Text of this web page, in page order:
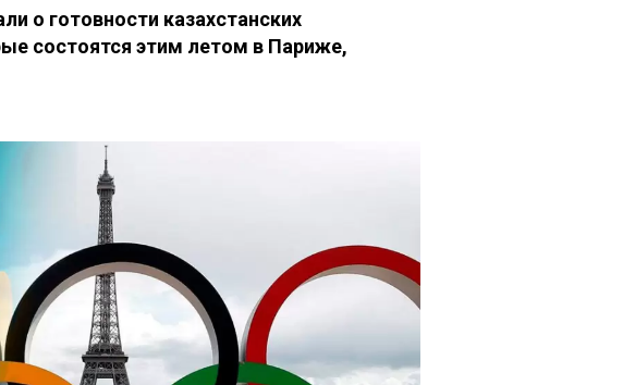
о готовности казахстанских
состоятся этим летом в Париже,